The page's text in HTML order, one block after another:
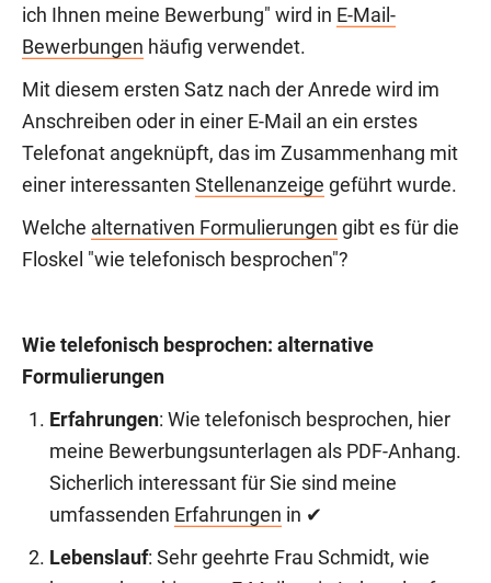
ich Ihnen meine Bewerbung" wird in E-Mail-
Bewerbungen häufig verwendet.
Mit diesem ersten Satz nach der Anrede wird im
Anschreiben oder in einer E-Mail an ein erstes
Telefonat angeknüpft, das im Zusammenhang mit
einer interessanten Stellenanzeige geführt wurde.
Welche alternativen Formulierungen gibt es für die
Floskel "wie telefonisch besprochen"?
Wie telefonisch besprochen: alternative
Formulierungen
Erfahrungen: Wie telefonisch besprochen, hier
meine Bewerbungsunterlagen als PDF-Anhang.
Sicherlich interessant für Sie sind meine
umfassenden Erfahrungen in ✔
Lebenslauf: Sehr geehrte Frau Schmidt, wie